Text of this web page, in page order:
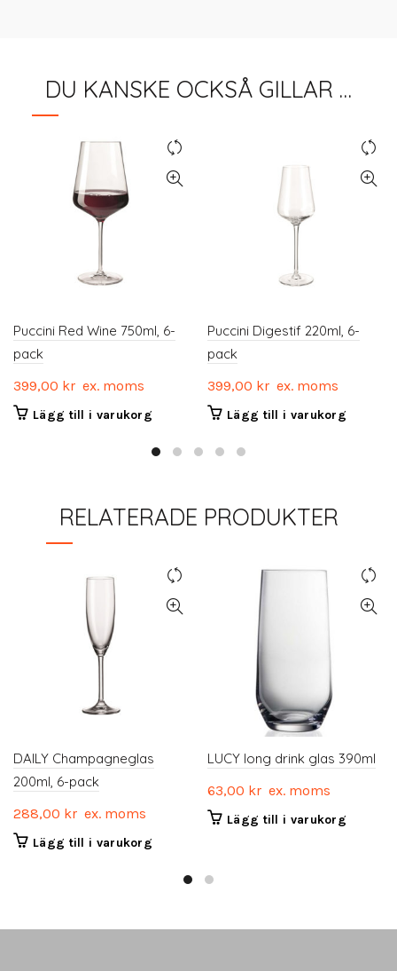
DU KANSKE OCKSÅ GILLAR …
Puccini Red Wine 750ml, 6-
pack
399,00 kr ex. moms
Lägg till i varukorg
Puccini Digestif 220ml, 6-
pack
399,00 kr ex. moms
Lägg till i varukorg
RELATERADE PRODUKTER
DAILY Champagneglas
200ml, 6-pack
288,00 kr ex. moms
Lägg till i varukorg
LUCY long drink glas 390ml
63,00 kr ex. moms
Lägg till i varukorg